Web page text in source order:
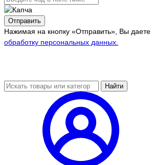
Отправить
Нажимая на кнопку «Отправить», Вы даете
обработку персональных данных.
Найти